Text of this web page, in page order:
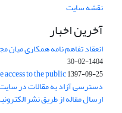
نقشه سایت
آخرین اخبار
انعقاد تفاهم نامه همکاری میان
1404-02-30
access to the public1397-09-25
دسترسی آزاد به مقالات در
ارسال مقاله از طریق نشر